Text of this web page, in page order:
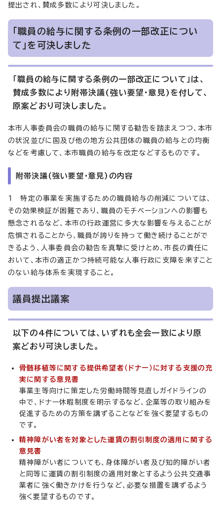
提出され、賛成多数により可決しました。
「職員の給与に関する条例の一部改正につい
て」を可決しました
「職員の給与に関する条例の一部改正について」は、
賛成多数により附帯決議(強い要望・意見)を付して、
原案どおり可決しました。
本市人事委員会の職員の給与に関する勧告を踏まえつつ、本市
の状況並びに国及び他の地方公共団体の職員の給与との均衡
などを考慮して、本市職員の給与を改定などするものです。
附帯決議(強い要望・意見)の内容
1 特定の事業を実施するための職員給与の削減については、
その効果検証が困難であり、職員のモチベーションへの影響も
懸念されるなど、本市の行政運営に多大な影響を与えることが
危惧されることから、職員が誇りを持って働き続けることがで
きるよう、人事委員会の勧告を真摯に受けとめ、市長の責任に
おいて、本市の適正かつ持続可能な人事行政に支障を来すこと
のない給与体系を実現すること。
議員提出議案
以下の4件については、いずれも全会一致により原
案どおり可決しました。
骨髄移植等に関する提供希望者（ドナー）に対する支援の充
実に関する意見書
事業主等向けに策定した労働時間等見直しガイドラインの
中で、ドナー休暇制度を明示するなど、企業等の取り組みを
促進するための方策を講ずることなどを強く要望するもの
です。
精神障がい者を対象とした運賃の割引制度の適用に関する
意見書
精神障がい者についても、身体障がい者及び知的障がい者
と同等に運賃の割引制度の適用対象とするよう公共交通事
業者に強く働きかけを行うなど、必要な措置を講ずるよう
強く要望するものです。